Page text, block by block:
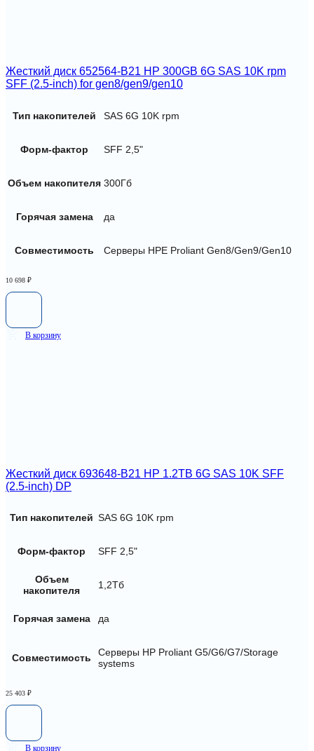
Жесткий диск 652564-B21 HP 300GB 6G SAS 10K rpm
SFF (2.5-inch) for gen8/gen9/gen10
Тип накопителей SAS 6G 10K rpm
Форм-фактор SFF 2,5"
Объем накопителя 300Гб
Горячая замена да
Совместимость Серверы HPE Proliant Gen8/Gen9/Gen10
10 698 ₽
В корзину
Жесткий диск 693648-B21 HP 1.2TB 6G SAS 10K SFF
(2.5-inch) DP
Тип накопителей SAS 6G 10K rpm
Форм-фактор SFF 2,5"
Объем
накопителя
1,2Тб
Горячая замена да
Совместимость
Серверы HP Proliant G5/G6/G7/Storage
systems
25 403 ₽
В корзину